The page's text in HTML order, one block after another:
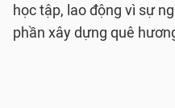
học tập, lao động vì sự
phần xây dựng quê